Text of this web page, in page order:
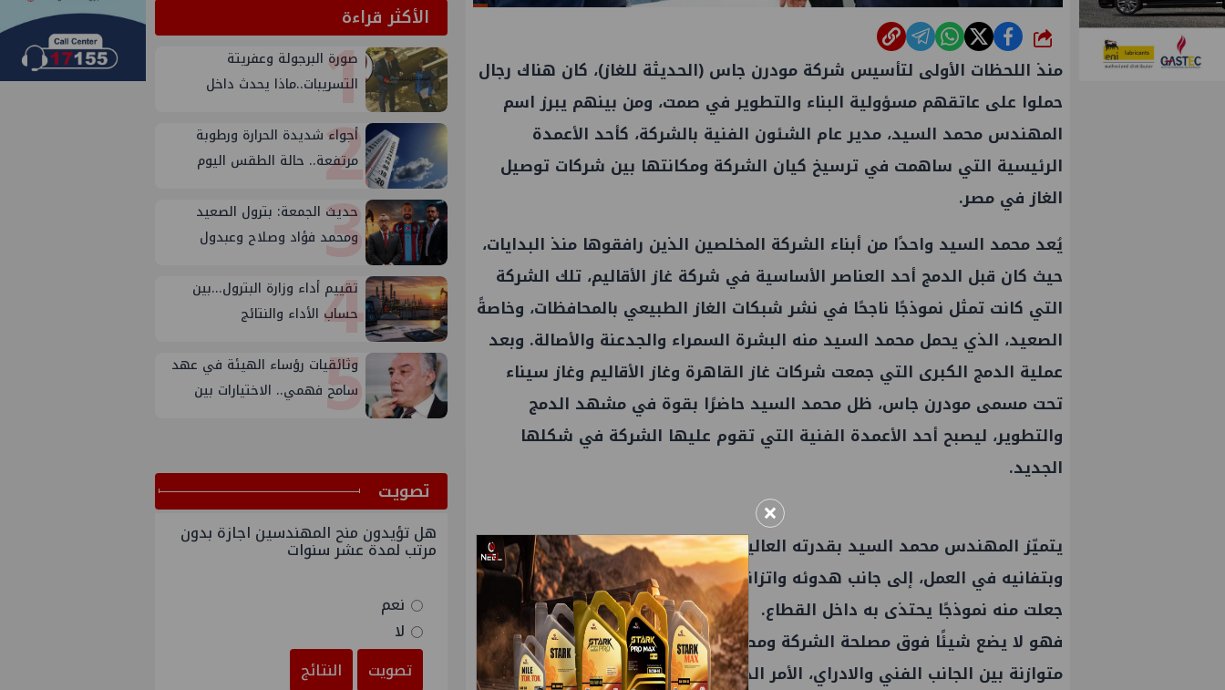
شارك
منذ اللحظات الأولى لتأسيس شركة مودرن جاس (الحديثة للغاز)، كان هناك رجال
حملوا على عاتقهم مسؤولية البناء والتطوير في صمت، ومن بينهم يبرز اسم
المهندس محمد السيد، مدير عام الشئون الفنية بالشركة، كأحد الأعمدة
الرئيسية التي ساهمت في ترسيخ كيان الشركة ومكانتها بين شركات توصيل
الغاز في مصر.
يُعد محمد السيد واحدًا من أبناء الشركة المخلصين الذين رافقوها منذ البدايات،
حيث كان قبل الدمج أحد العناصر الأساسية في شركة غاز الأقاليم، تلك الشركة
التي كانت تمثل نموذجًا ناجحًا في نشر شبكات الغاز الطبيعي بالمحافظات، وخاصةً
الصعيد، الذي يحمل محمد السيد منه البشرة السمراء والجدعنة والأصالة. وبعد
عملية الدمج الكبرى التي جمعت شركات غاز القاهرة وغاز الأقاليم وغاز سيناء
تحت مسمى مودرن جاس، ظل محمد السيد حاضرًا بقوة في مشهد الدمج
والتطوير، ليصبح أحد الأعمدة الفنية التي تقوم عليها الشركة في شكلها
الجديد.
يتميّز المهندس محمد السيد بقدرته العالية على الإدارة الفنية المتقنة
وبتفانيه في العمل، إلى جانب هدوئه واتزانه في اتخاذ القرارات، وهي صفات
جعلت منه نموذجًا يحتذى به داخل القطاع.
فهو لا يضع شيئًا فوق مصلحة الشركة ومصلحة العاملين بها، ويمتلك رؤية
متوازنة بين الجانب الفني والادراي، الأمر الذي جعله محل تقدير واسع داخل
الأكثر قراءة
1
صورة البرجولة وعفريتة
التسريبات..ماذا يحدث داخل
2
أجواء شديدة الحرارة ورطوبة
مرتفعة.. حالة الطقس اليوم
3
حديث الجمعة: بترول الصعيد
ومحمد فؤاد وصلاح وعبدول
4
تقييم أداء وزارة البترول...بين
حساب الأداء والنتائج
5
وثائقيات رؤساء الهيئة في عهد
سامح فهمي.. الاختيارات بين
ﺗﺼﻮﻳﺖ
هل تؤيدون منح المهندسين اجازة بدون
مرتب لمدة عشر سنوات
نعم
لا
تصويت
النتائج
×